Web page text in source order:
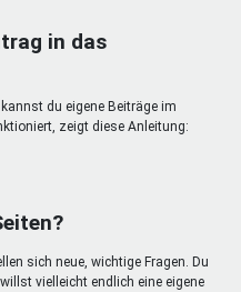
in das
du eigene Beiträge im
zeigt diese Anleitung:
sich neue, wichtige Fragen. Du
vielleicht endlich eine eigene